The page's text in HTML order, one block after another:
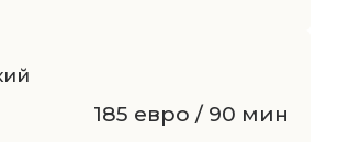
185 евро / 90 мин